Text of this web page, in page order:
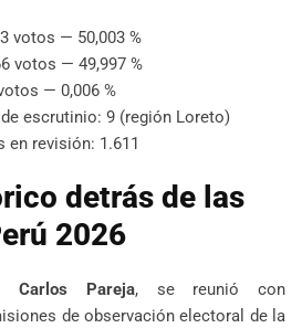
votos — 50,003 %
votos — 49,997 %
— 0,006 %
escrutinio: 9 (región Loreto)
en revisión: 1.611
detrás de las
2026
Carlos Pareja, se reunió con
de observación electoral de la